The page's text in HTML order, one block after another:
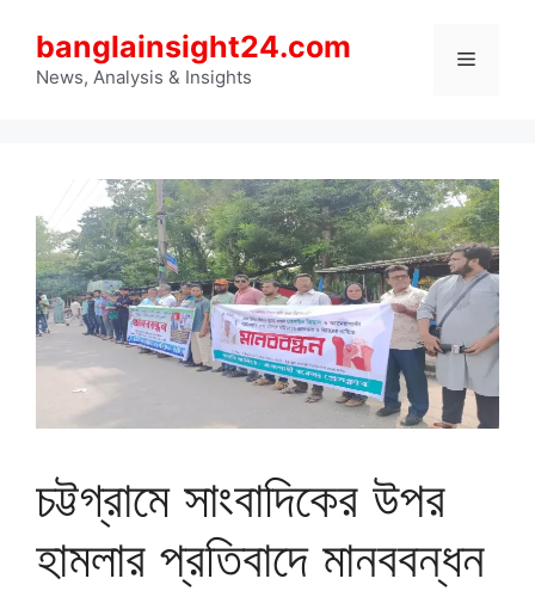
content
banglainsight24.com
News, Analysis & Insights
Menu
চট্টগ্রামে সাংবাদিকের উপর
হামলার প্রতিবাদে মানববন্ধন